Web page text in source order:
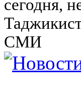
сегодня,
СМИ